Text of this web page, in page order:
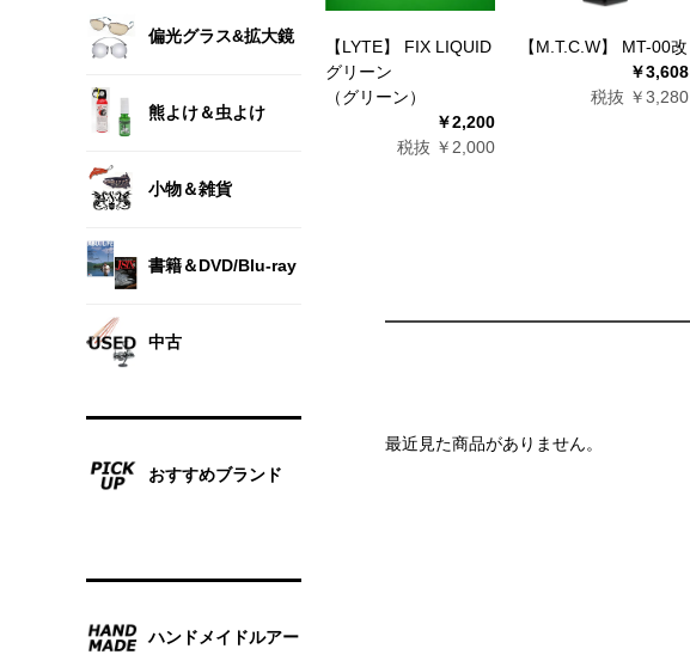
偏光グラス&拡大鏡
熊よけ＆虫よけ
小物＆雑貨
書籍＆DVD/Blu-ray
中古
おすすめブランド
ハンドメイドルアー
【LYTE】 FIX LIQUID
グリーン
（グリーン）
￥2,200
税抜 ￥2,000
【M.T.C.W】 MT-00改
￥3,608
税抜 ￥3,280
最近見た商品がありません。